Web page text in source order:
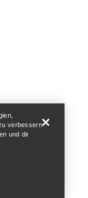
verbessern
und dir